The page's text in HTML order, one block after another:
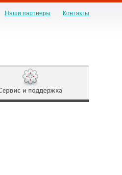
Наши партнеры Контакты